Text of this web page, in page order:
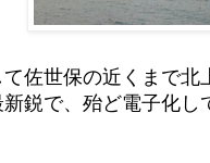
佐世保の近くまで
鋭で、殆ど電子化